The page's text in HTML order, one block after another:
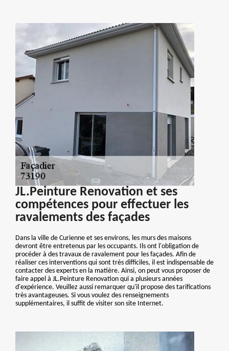
JL.Peinture Renovation et ses
compétences pour effectuer les
ravalements des façades
Dans la ville de Curienne et ses environs, les murs des maisons
devront être entretenus par les occupants. Ils ont l'obligation de
procéder à des travaux de ravalement pour les façades. Afin de
réaliser ces interventions qui sont très difficiles, il est indispensable de
contacter des experts en la matière. Ainsi, on peut vous proposer de
faire appel à JL.Peinture Renovation qui a plusieurs années
d'expérience. Veuillez aussi remarquer qu'il propose des tarifications
très avantageuses. Si vous voulez des renseignements
supplémentaires, il suffit de visiter son site Internet.